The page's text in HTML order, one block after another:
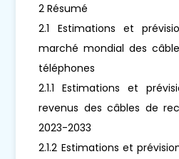
2 Résumé
2.1 Estimations et
marché mondial des
téléphones
2.1.1 Estimations et
revenus des câbles de
2023-2033
2.1.2 Estimations et